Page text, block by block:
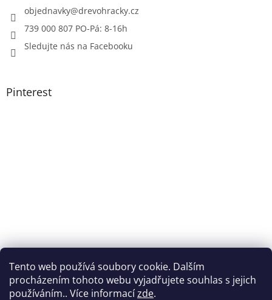
Tento web používá soubory cookie. Dalším
procházením tohoto webu vyjadřujete souhlas s jejich
používáním.. Více informacízde.
objednavky@drevohracky.cz
739 000 807 PO-Pá: 8-16h
Sledujte nás na Facebooku
Pinterest